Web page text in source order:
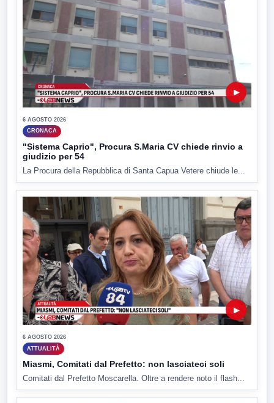
▶
6 AGOSTO 2026
CRONACA
"Sistema Caprio", Procura S.Maria CV chiede rinvio a
giudizio per 54
La Procura della Repubblica di Santa Capua Vetere chiude le...
▶
6 AGOSTO 2026
ATTUALITÀ
Miasmi, Comitati dal Prefetto: non lasciateci soli
Comitati dal Prefetto Moscarella. Oltre a rendere noto il flash...